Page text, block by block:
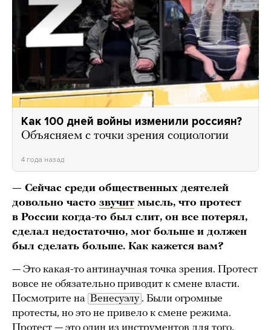
Как 100 дней войны изменили россиян?
Объясняем с точки зрения социологии
4 года назад
— Сейчас среди общественных деятелей
довольно часто звучит мысль, что протест
в России когда-то был слит, он все потерял,
сделал недостаточно, мог больше и должен
был сделать больше. Как кажется вам?
— Это какая-то антинаучная точка зрения. Протест
вовсе не обязательно приводит к смене власти.
Посмотрите на Венесуэлу . Были огромные
протесты, но это не привело к смене режима.